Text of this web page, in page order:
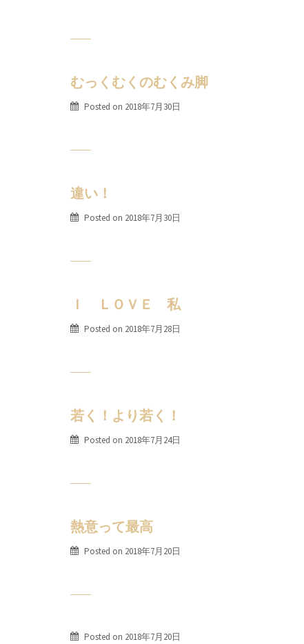
むっくむくのむくみ脚
Posted on 2018年7月30日
違い！
Posted on 2018年7月30日
Ｉ ＬＯＶＥ 私
Posted on 2018年7月28日
若く！より若く！
Posted on 2018年7月24日
熱意って最高
Posted on 2018年7月20日
Posted on 2018年7月20日